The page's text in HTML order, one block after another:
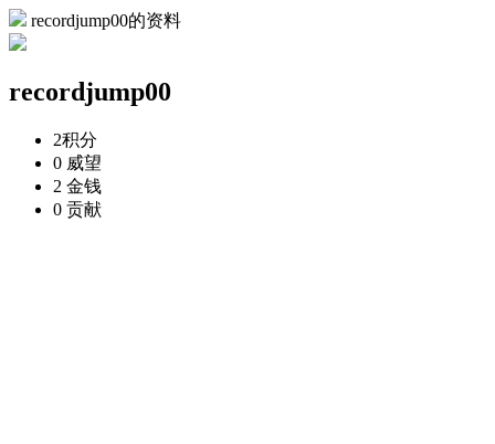
recordjump00的资料
recordjump00
2积分
0 威望
2 金钱
0 贡献